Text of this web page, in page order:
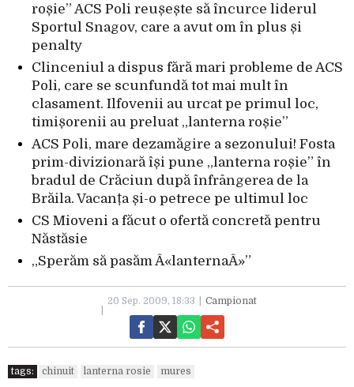
roșie” ACS Poli reușește să încurce liderul
Sportul Snagov, care a avut om în plus și
penalty
Clinceniul a dispus fără mari probleme de ACS
Poli, care se scunfundă tot mai mult în
clasament. Ilfovenii au urcat pe primul loc,
timișorenii au preluat „lanterna roșie”
ACS Poli, mare dezamăgire a sezonului! Fosta
prim-divizionară își pune „lanterna roșie” în
bradul de Crăciun după înfrângerea de la
Brăila. Vacanța și-o petrece pe ultimul loc
CS Mioveni a făcut o ofertă concretă pentru
Năstăsie
„Sperăm să pasăm Â«lanternaÂ»”
20 Sep. 2009, 18:33 Campionat
tags: chinuit lanterna rosie mures